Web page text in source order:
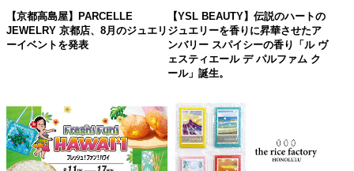
【京都高島屋】PARCELLE
JEWELRY 京都店、8月のジュエリ
ーイベントを発表
【YSL BEAUTY】伝説のハートの
ジュエリーを香りに昇華させたア
ンバリー スパイシーの香り「ル ヴ
ェスティエール デ パルファム ク
ール」誕生。